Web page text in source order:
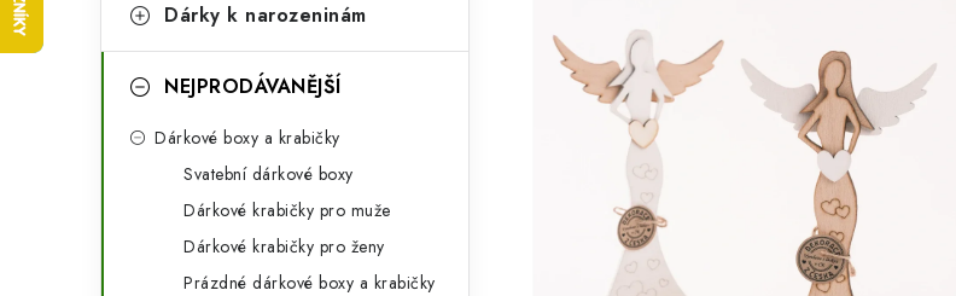
okategorie
a
Dárky k narozeninám
NEJPRODÁVANĚJŠÍ
Dárkové boxy a krabičky
Svatební dárkové boxy
Dárkové krabičky pro muže
Dárkové krabičky pro ženy
Prázdné dárkové boxy a krabičky